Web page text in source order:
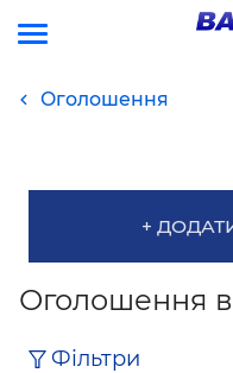
Оголошення
+
Оголошення
Фільтри